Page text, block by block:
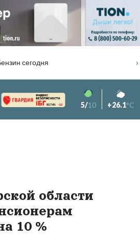
сегодня ›
82.76% -1.2 5/10 +26.1°C
области
10 %